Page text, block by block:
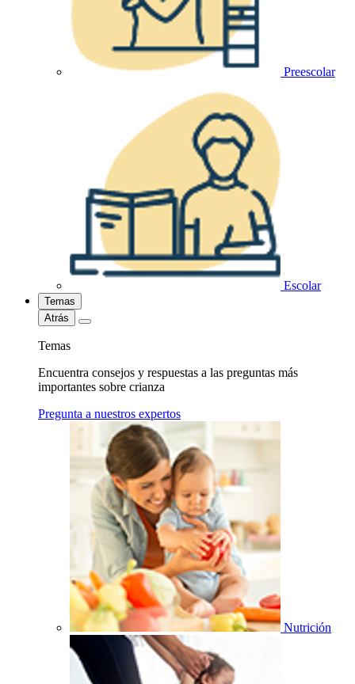
Preescolar
Escolar
Temas
Atrás
Temas
Encuentra consejos y respuestas a las preguntas más
importantes sobre crianza
Pregunta a nuestros expertos
Nutrición